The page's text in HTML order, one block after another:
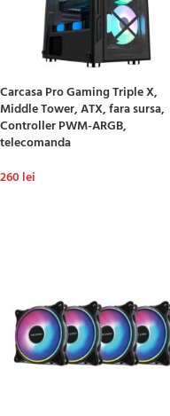
Carcasa Pro Gaming Triple X,
Middle Tower, ATX, fara sursa,
Controller PWM-ARGB,
telecomanda
260 lei